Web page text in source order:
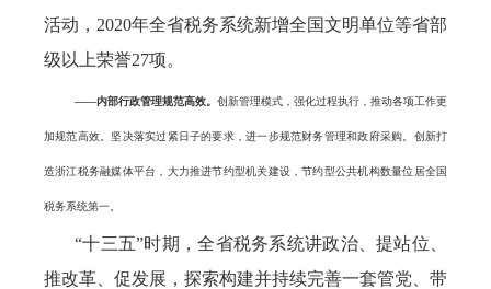
活动，2020年全省税务系统新增全国文明单位等省部
级以上荣誉27项。
——内部行政管理规范高效。 创新管理模式，强化过程执行，推动各项工作更
加规范高效。坚决落实过紧日子的要求，进一步规范财务管理和政府采购。创新打
造浙江税务融媒体平台，大力推进节约型机关建设，节约型公共机构数量位居全国
税务系统第一。
“十三五”时期，全省税务系统讲政治、提站位、
推改革、促发展，探索构建并持续完善一套管党、带